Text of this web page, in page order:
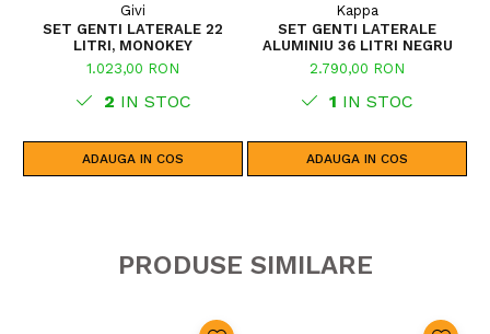
Givi
SET GENTI LATERALE 22
LITRI, MONOKEY
1.023,00 RON
2 IN STOC
ADAUGA IN COS
Kappa
SET GENTI LATERALE
ALUMINIU 36 LITRI NEGRU
2.790,00 RON
1 IN STOC
ADAUGA IN COS
PRODUSE SIMILARE